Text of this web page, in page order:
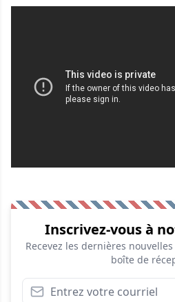
Inscrivez-vous à
Recevez les dernières
boîte de